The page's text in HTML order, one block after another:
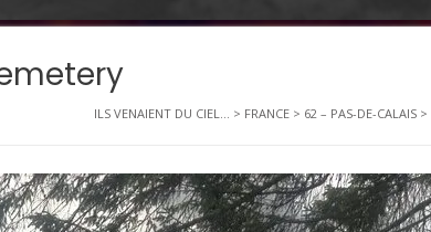
ILS VENAIENT DU CIEL... > FRANCE > 62 – PAS-DE-CALAIS >